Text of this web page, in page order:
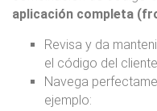
aplicación completa
Revisa y da
el código del
Navega
ejemplo: